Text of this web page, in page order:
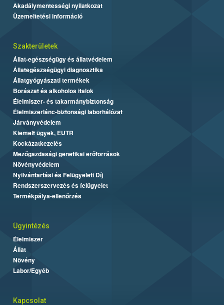
Akadálymentességi nyilatkozat
Üzemeltetési információ
Szakterületek
Állat-egészségügy és állatvédelem
Állategészségügyi diagnosztika
Állatgyógyászati termékek
Borászat és alkoholos italok
Élelmiszer- és takarmánybiztonság
Élelmiszerlánc-biztonsági laborhálózat
Járványvédelem
Kiemelt ügyek, EUTR
Kockázatkezelés
Mezőgazdasági genetikai erőforrások
Növényvédelem
Nyilvántartási és Felügyeleti Díj
Rendszerszervezés és felügyelet
Termékpálya-ellenőrzés
Ügyintézés
Élelmiszer
Állat
Növény
Labor/Egyéb
Kapcsolat